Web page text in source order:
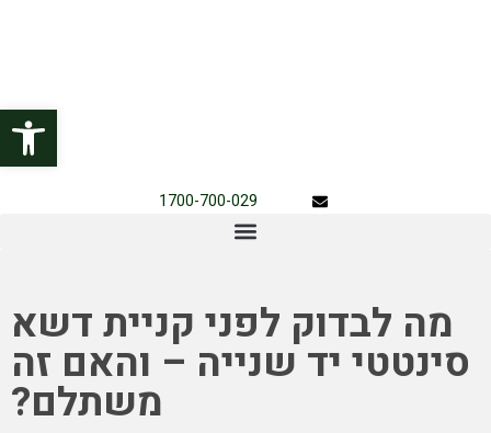
1700-700-029
מה לבדוק לפני קניית דשא
סינטטי יד שנייה – והאם זה
משתלם?